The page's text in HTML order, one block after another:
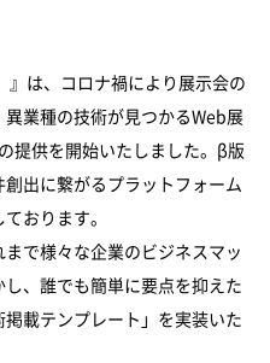
は、コロナ禍により展示会の
業種の技術が見つかるWeb展
提供を開始いたしました。β版
出に繋がるプラットフォーム
おります。
で様々な企業のビジネスマッ
、誰でも簡単に要点を抑えた
載テンプレート」を実装いた